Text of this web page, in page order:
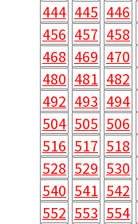
444 445 446
456 457 458
468 469 470
480 481 482
492 493 494
504 505 506
516 517 518
528 529 530
540 541 542
552 553 554